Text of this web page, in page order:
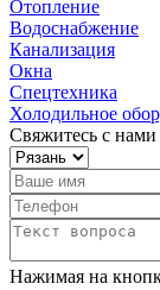
Отопление
Водоснабжение
Канализация
Окна
Спецтехника
Холодильное
Свяжитесь с нами
Нажимая на